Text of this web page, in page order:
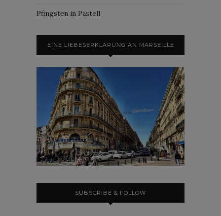
Pfingsten in Pastell
EINE LIEBESERKLÄRUNG AN MARSEILLE
SUBSCRIBE & FOLLOW